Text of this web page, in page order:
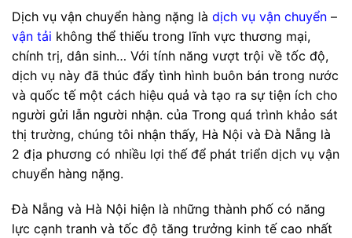
Dịch vụ vận chuyển hàng nặng là dịch vụ vận chuyển –
vận tải không thể thiếu trong lĩnh vực thương mại,
chính trị, dân sinh… Với tính năng vượt trội về tốc độ,
dịch vụ này đã thúc đẩy tình hình buôn bán trong nước
và quốc tế một cách hiệu quả và tạo ra sự tiện ích cho
người gửi lẫn người nhận. của Trong quá trình khảo sát
thị trường, chúng tôi nhận thấy, Hà Nội và Đà Nẵng là
2 địa phương có nhiều lợi thế để phát triển dịch vụ vận
chuyển hàng nặng.
Đà Nẵng và Hà Nội hiện là những thành phố có năng
lực cạnh tranh và tốc độ tăng trưởng kinh tế cao nhất